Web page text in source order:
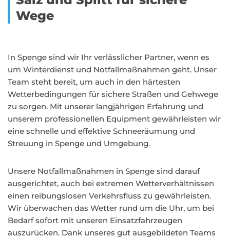
Wege
In Spenge sind wir Ihr verlässlicher Partner, wenn es
um Winterdienst und Notfallmaßnahmen geht. Unser
Team steht bereit, um auch in den härtesten
Wetterbedingungen für sichere Straßen und Gehwege
zu sorgen. Mit unserer langjährigen Erfahrung und
unserem professionellen Equipment gewährleisten wir
eine schnelle und effektive Schneeräumung und
Streuung in Spenge und Umgebung.
Unsere Notfallmaßnahmen in Spenge sind darauf
ausgerichtet, auch bei extremen Wetterverhältnissen
einen reibungslosen Verkehrsfluss zu gewährleisten.
Wir überwachen das Wetter rund um die Uhr, um bei
Bedarf sofort mit unseren Einsatzfahrzeugen
auszurücken. Dank unseres gut ausgebildeten Teams